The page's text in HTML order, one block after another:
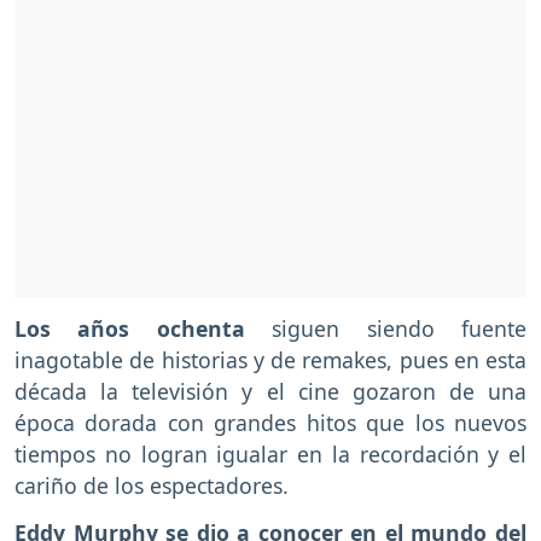
Los años ochenta siguen siendo fuente
inagotable de historias y de remakes, pues en esta
década la televisión y el cine gozaron de una
época dorada con grandes hitos que los nuevos
tiempos no logran igualar en la recordación y el
cariño de los espectadores.
Eddy Murphy se dio a conocer en el mundo del